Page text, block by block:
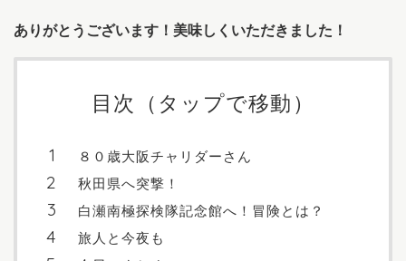
ありがとうございます！美味しくいただきました！
目次（タップで移動）
８０歳大阪チャリダーさん
秋田県へ突撃！
白瀬南極探検隊記念館へ！冒険とは？
旅人と今夜も